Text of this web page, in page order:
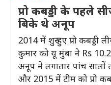
प्रो कबड्डी के पहले
बिके थे अनूप
2014 में शुरु हुए प्रो
कुमार को यू मुंबा ने Rs
अनूप ने लगातार पांच सालों
और 2015 में टीम को प्रो